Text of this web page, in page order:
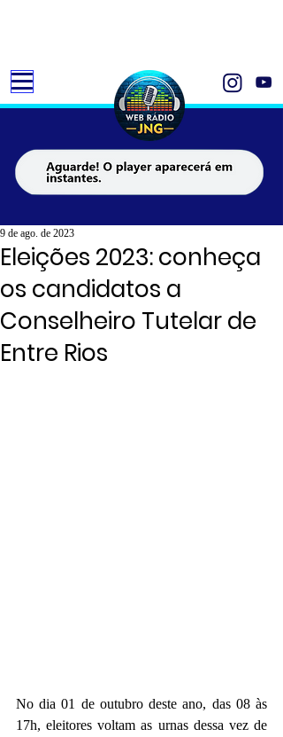
Eleições 2023: conheça
os candidatos a
Conselheiro Tutelar de
Entre Rios
9 de ago. de 2023
No dia 01 de outubro deste ano, das 08 às
17h, eleitores voltam as urnas dessa vez de